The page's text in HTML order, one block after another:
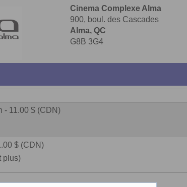
Cinema Complexe Alma
900, boul. des Cascades
Alma, QC
G8B 3G4
- 11.00 $ (CDN)
$ (CDN)
plus)